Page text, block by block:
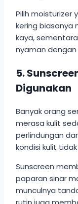
Pilih moisturizer
kering biasanya
kaya,
nyaman
5.
Digunakan
Banyak orang
merasa kulit
perlindungan
kondisi kulit
Sunscreen
paparan sinar
munculnya